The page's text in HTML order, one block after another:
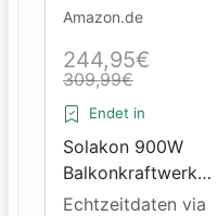
Amazon.de
244,95€
309,99€
Endet in
Solakon 900W
Balkonkraftwerk
Komplettset
Echtzeitdaten via